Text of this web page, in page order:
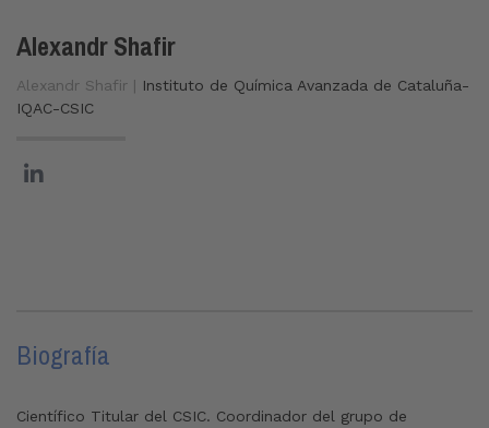
Alexandr Shafir
Alexandr Shafir | Instituto de Química Avanzada de Cataluña-
IQAC-CSIC
Biografía
Científico Titular del CSIC. Coordinador del grupo de